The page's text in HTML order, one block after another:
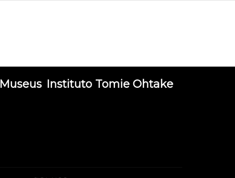
Museus Instituto Tomie Ohtake